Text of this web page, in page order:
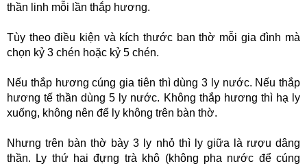
thần linh mỗi lần thắp hương.
Tùy theo điều kiện và kích thước ban thờ mỗi gia đình mà
chọn kỷ 3 chén hoặc kỷ 5 chén.
Nếu thắp hương cúng gia tiên thì dùng 3 ly nước. Nếu thắp
hương tế thần dùng 5 ly nước. Không thắp hương thì hạ ly
xuống, không nên để ly không trên bàn thờ.
Nhưng trên bàn thờ bày 3 ly nhỏ thì ly giữa là rượu dâng
thần. Ly thứ hai đựng trà khô (không pha nước để cúng